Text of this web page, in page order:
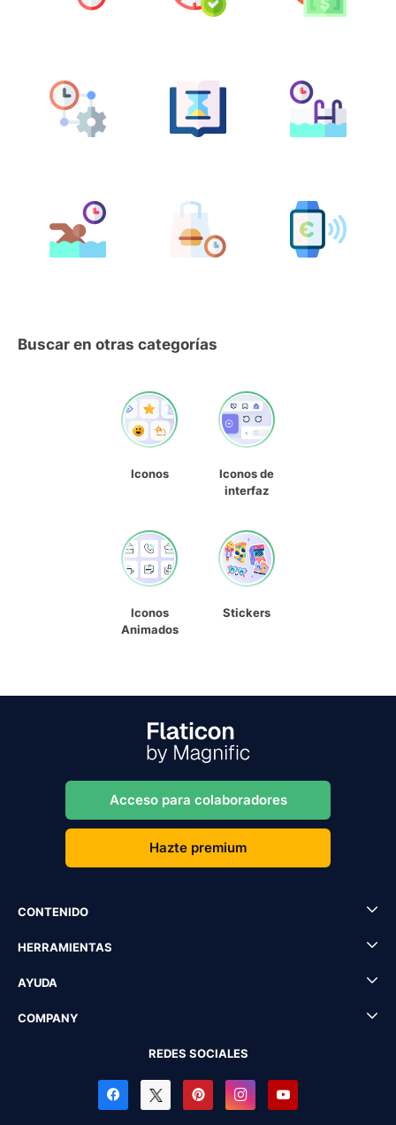
Buscar en otras categorías
Iconos
Iconos de
interfaz
Iconos
Animados
Stickers
Acceso para colaboradores
Hazte premium
CONTENIDO
HERRAMIENTAS
AYUDA
COMPANY
REDES SOCIALES